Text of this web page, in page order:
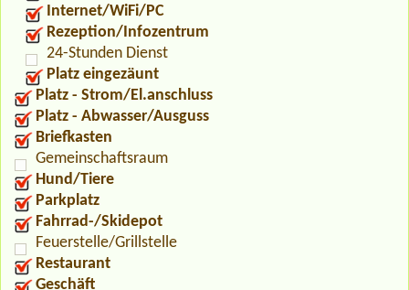
Internet/WiFi/PC
Rezeption/Infozentrum
24-Stunden Dienst
Platz eingezäunt
Platz - Strom/El.anschluss
Platz - Abwasser/Ausguss
Briefkasten
Gemeinschaftsraum
Hund/Tiere
Parkplatz
Fahrrad-/Skidepot
Feuerstelle/Grillstelle
Restaurant
Geschäft